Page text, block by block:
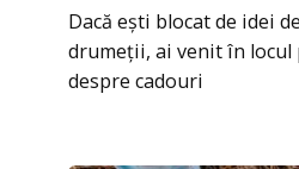
Dacă ești blocat de idei
drumeții, ai venit în
despre cadouri